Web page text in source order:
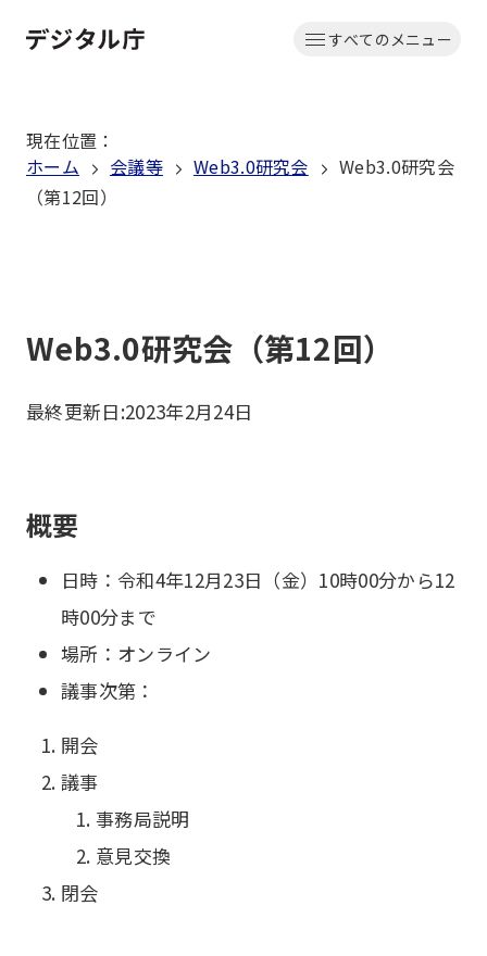
文
動
すべてのメニュー
現在位置 ：
ホーム
会議等 Web3.0研究会
Web3.0研究会
（第12回）
Web3.0研究会（第12回）
最終更新日:2023年2月24日
概要
日時：令和4年12月23日（金）10時00分から12
時00分まで
場所：オンライン
議事次第：
開会
議事
事務局説明
意見交換
閉会